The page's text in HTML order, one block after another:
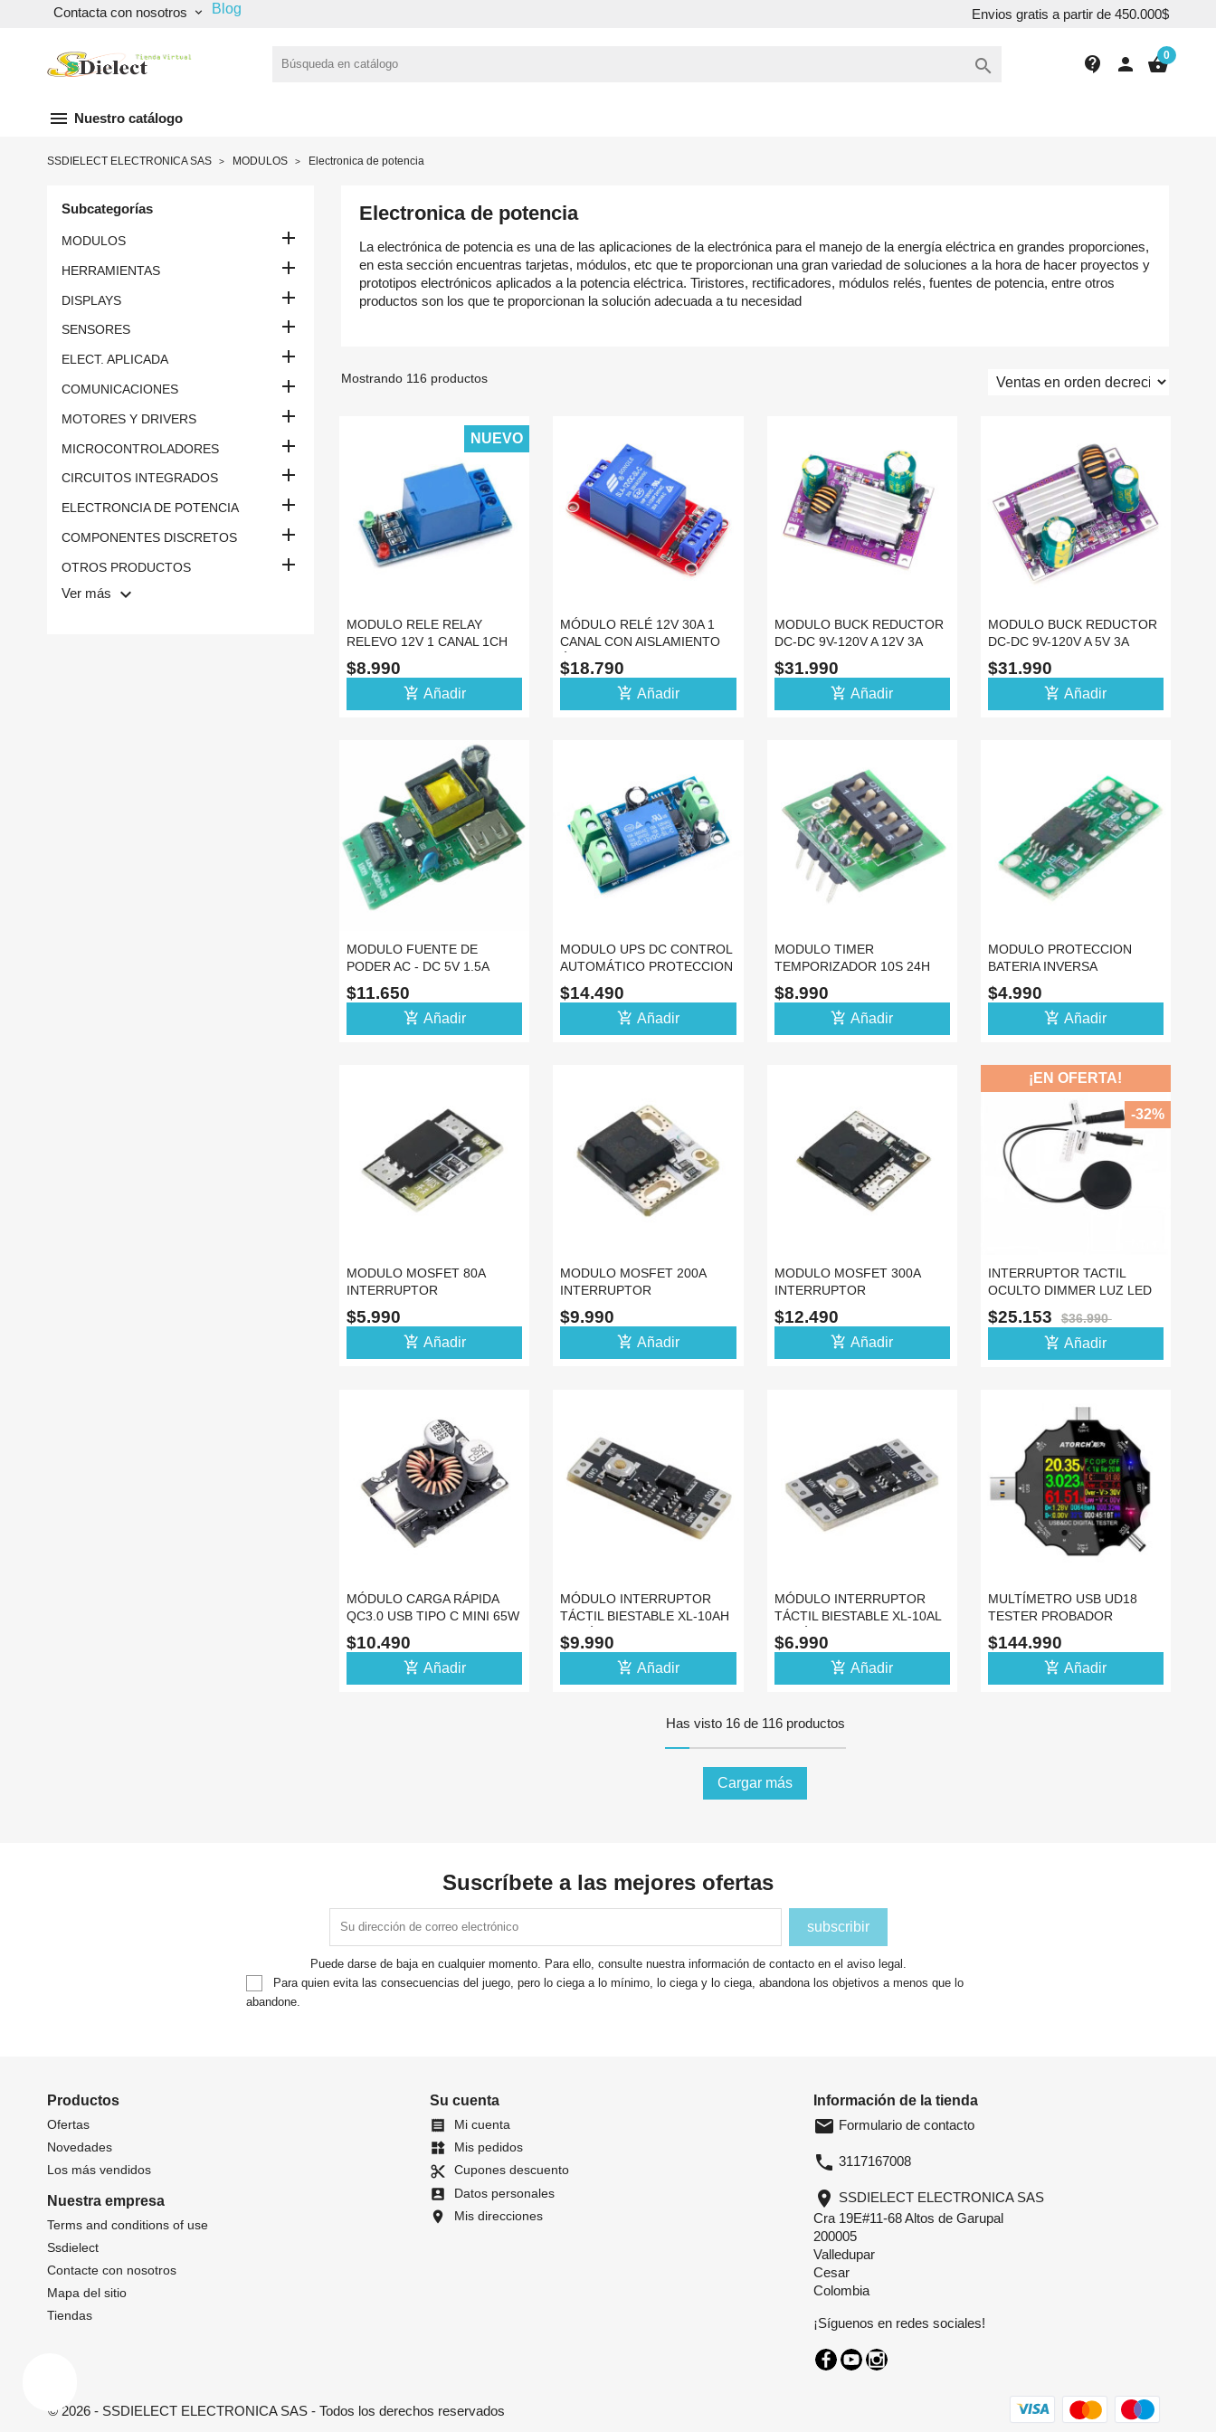
Contacta con nosotros keyboard_arrow_down Blog Envios gratis a partir de 450.000$
 contact_support person shopping_basket
0
menu Nuestro catálogo
SSDIELECT ELECTRONICA SAS MODULOS Electronica de potencia
Subcategorías
MODULOS 
HERRAMIENTAS 
DISPLAYS 
SENSORES 
ELECT. APLICADA 
COMUNICACIONES 
MOTORES Y DRIVERS 
MICROCONTROLADORES 
CIRCUITOS INTEGRADOS 
ELECTRONCIA DE POTENCIA 
COMPONENTES DISCRETOS 
OTROS PRODUCTOS 
Ver más keyboard_arrow_down
Electronica de potencia
La electrónica de potencia es una de las aplicaciones de la electrónica para el manejo de la energía eléctrica en grandes proporciones,
en esta sección encuentras tarjetas, módulos, etc que te proporcionan una gran variedad de soluciones a la hora de hacer proyectos y
prototipos electrónicos aplicados a la potencia eléctrica. Tiristores, rectificadores, módulos relés, fuentes de potencia, entre otros
productos son los que te proporcionan la solución adecuada a tu necesidad
Mostrando 116 productos
MODULO RELE RELAY
RELEVO 12V 1 CANAL 1CH
DISPARO NIVEL BAJO
$8.990
add_shopping_cart Añadir
NUEVO
MÓDULO RELÉ 12V 30A 1
CANAL CON AISLAMIENTO
ÓPTICO
$18.790
add_shopping_cart Añadir
MODULO BUCK REDUCTOR
DC-DC 9V-120V A 12V 3A
$31.990
add_shopping_cart Añadir
MODULO BUCK REDUCTOR
DC-DC 9V-120V A 5V 3A
$31.990
add_shopping_cart Añadir
MODULO FUENTE DE
PODER AC - DC 5V 1.5A
CONVERTIDOR
$11.650
add_shopping_cart Añadir
MODULO UPS DC CONTROL
AUTOMÁTICO PROTECCION
APAGADO RELE 12V
$14.490
add_shopping_cart Añadir
MODULO TIMER
TEMPORIZADOR 10S 24H
RETARDO RELE RELAY 5V
12V
$8.990
add_shopping_cart Añadir
MODULO PROTECCION
BATERIA INVERSA
INVERSION POLARIDAD 4A
$4.990
add_shopping_cart Añadir
MODULO MOSFET 80A
INTERRUPTOR
TRANSISTOR PWM
POTENCIA
$5.990
add_shopping_cart Añadir
MODULO MOSFET 200A
INTERRUPTOR
TRANSISTOR PWM
POTENCIA
$9.990
add_shopping_cart Añadir
MODULO MOSFET 300A
INTERRUPTOR
TRANSISTOR PWM
POTENCIA
$12.490
add_shopping_cart Añadir
INTERRUPTOR TACTIL
OCULTO DIMMER LUZ LED
COCINA CLOSET 12V
$25.153 $36.990
add_shopping_cart Añadir
¡EN OFERTA!
-32%
MÓDULO CARGA RÁPIDA
QC3.0 USB TIPO C MINI 65W
ADAPTADOR
$10.490
add_shopping_cart Añadir
MÓDULO INTERRUPTOR
TÁCTIL BIESTABLE XL-10AH
BOTÓN 12V 10A
$9.990
add_shopping_cart Añadir
MÓDULO INTERRUPTOR
TÁCTIL BIESTABLE XL-10AL
BOTÓN 5V 10A
$6.990
add_shopping_cart Añadir
MULTÍMETRO USB UD18
TESTER PROBADOR
MEDIDOR BLUETOOTH
$144.990
add_shopping_cart Añadir
Has visto 16 de 116 productos
Cargar más
Suscríbete a las mejores ofertas
Puede darse de baja en cualquier momento. Para ello, consulte nuestra información de contacto en el aviso legal.
Para quien evita las consecuencias del juego, pero lo ciega a lo mínimo, lo ciega y lo ciega, abandona los objetivos a menos que lo
abandone.
Productos
Ofertas
Novedades
Los más vendidos
Nuestra empresa
Terms and conditions of use
Ssdielect
Contacte con nosotros
Mapa del sitio
Tiendas
Su cuenta
 Mi cuenta
widgets Mis pedidos
content_cut Cupones descuento
account_box Datos personales
location_on Mis direcciones
Información de la tienda
email Formulario de contacto
phone 3117167008
location_on SSDIELECT ELECTRONICA SAS
Cra 19E#11-68 Altos de Garupal
200005
Valledupar
Cesar
Colombia
¡Síguenos en redes sociales!
Facebook
YouTubeInstagram
© 2026 - SSDIELECT ELECTRONICA SAS - Todos los derechos reservados